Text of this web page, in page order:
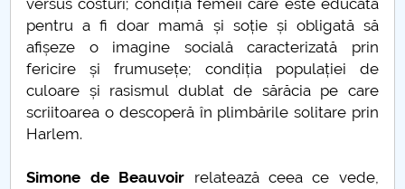
Pandemie și simptome – o analiză semiotică
Simboluri care să reziste ȋn vremuri de pandemie
Simone de Beauvoir
Părerea sau opinia profesorilor de la UPIT contează
versus costuri; condiția femeii care este educată
pentru a fi doar mamă și soție și obligată să
afișeze o imagine socială caracterizată prin
fericire și frumusețe; condiția populației de
culoare și rasismul dublat de sărăcia pe care
scriitoarea o descoperă în plimbările solitare prin
Harlem.
Simone de Beauvoir relatează ceea ce vede,